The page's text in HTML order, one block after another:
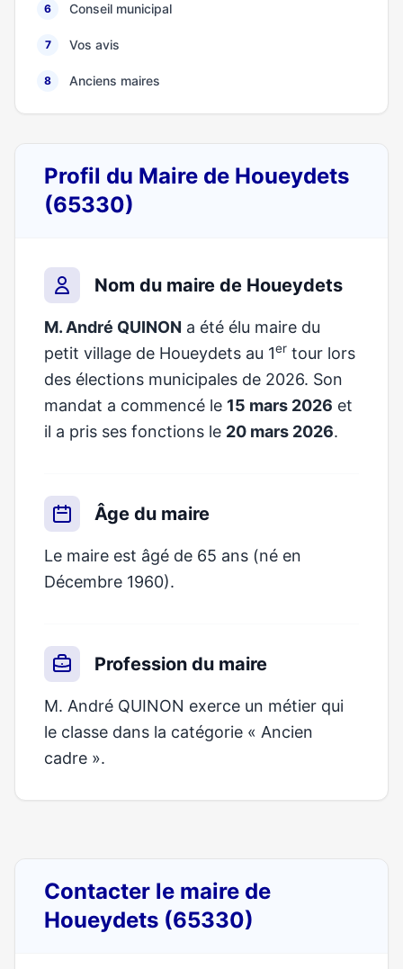
6 Conseil municipal
7 Vos avis
8 Anciens maires
Profil du Maire de Houeydets
(65330)
Nom du maire de Houeydets
M. André QUINON a été élu maire du
petit village de Houeydets au 1er tour lors
des élections municipales de 2026. Son
mandat a commencé le 15 mars 2026 et
il a pris ses fonctions le 20 mars 2026.
Âge du maire
Le maire est âgé de 65 ans (né en
Décembre 1960).
Profession du maire
M. André QUINON exerce un métier qui
le classe dans la catégorie « Ancien
cadre ».
Contacter le maire de
Houeydets (65330)